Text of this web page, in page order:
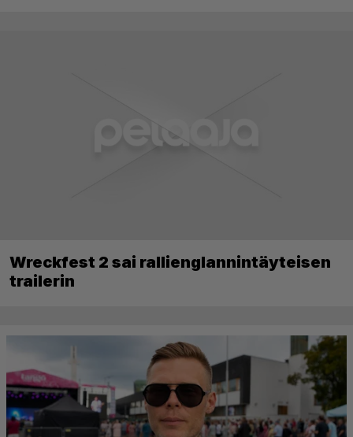
Wreckfest 2 sai rallienglannintäyteisen
trailerin